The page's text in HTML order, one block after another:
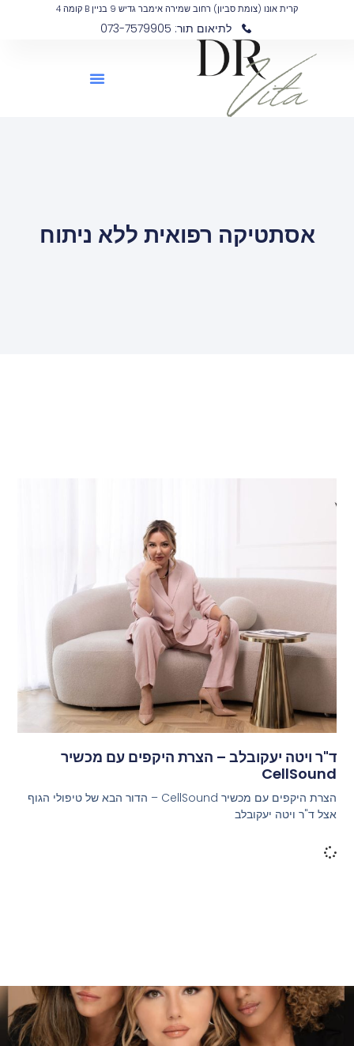
קרית אונו (צומת סביון) רחוב שמירה אימבר גדיש 9 בניין B קומה 4
לתיאום תור: 073-7579905
אסתטיקה רפואית ללא ניתוח
ד"ר ויטה יעקובלב – הצרת היקפים עם מכשיר
CellSound
הצרת היקפים עם מכשיר CellSound – הדור הבא של טיפולי הגוף
אצל ד"ר ויטה יעקובלב